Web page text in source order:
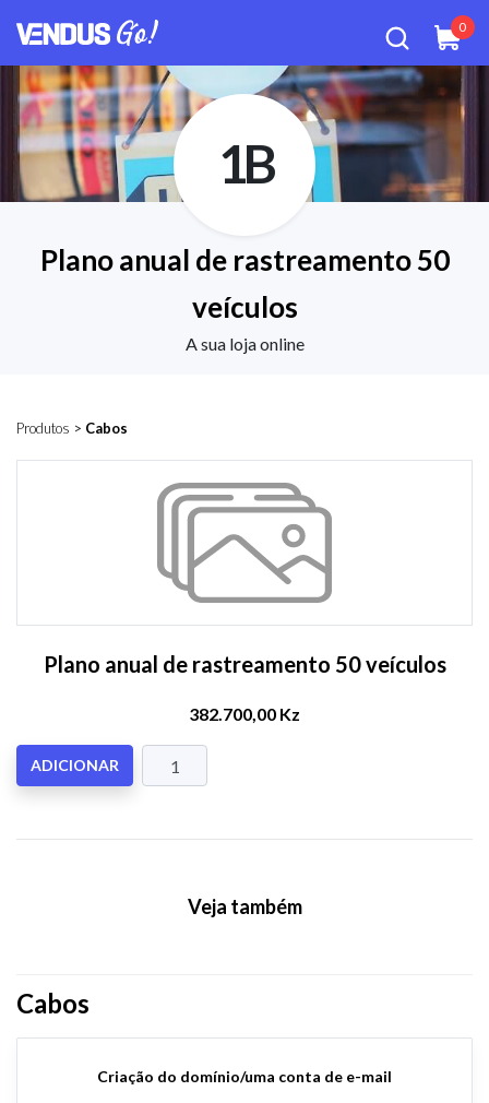
0
1B
Plano anual de rastreamento 50
veículos
A sua loja online
Produtos > Cabos
Plano anual de rastreamento 50 veículos
382.700,00 Kz
ADICIONAR
Veja também
Cabos
Criação do domínio/uma conta de e-mail